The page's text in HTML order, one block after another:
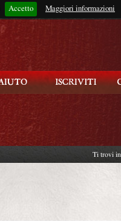
Accetto Maggiori informazioni
Rimani connesso?
Ti trovi in